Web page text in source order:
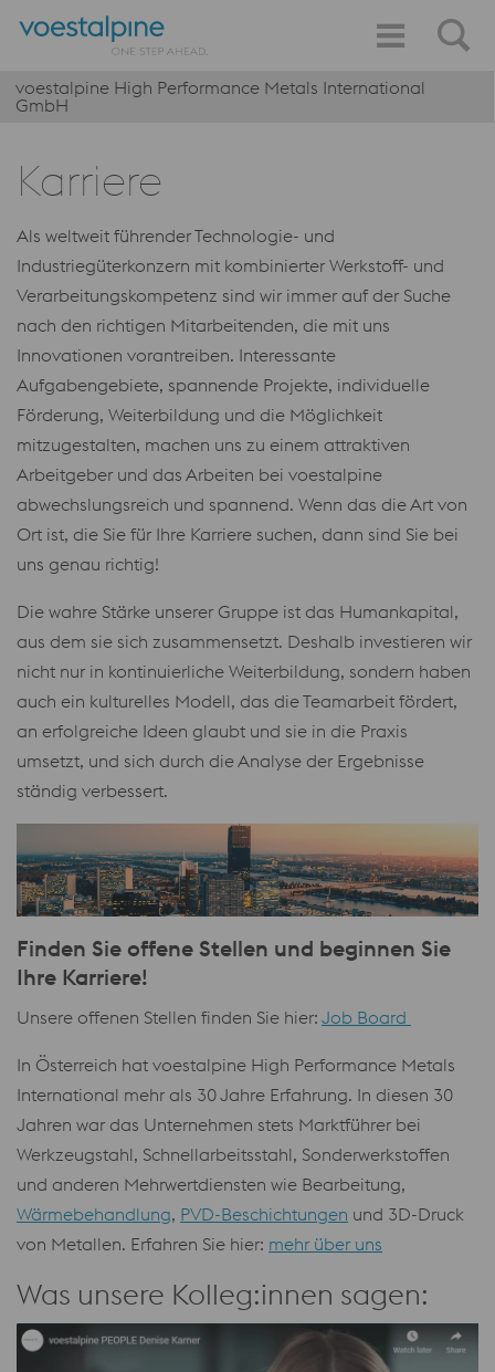
voestalpine High Performance Metals International
GmbH
Karriere
Als weltweit führender Technologie- und
Industriegüterkonzern mit kombinierter Werkstoff- und
Verarbeitungskompetenz sind wir immer auf der Suche
nach den richtigen Mitarbeitenden, die mit uns
Innovationen vorantreiben. Interessante
Aufgabengebiete, spannende Projekte, individuelle
Förderung, Weiterbildung und die Möglichkeit
mitzugestalten, machen uns zu einem attraktiven
Arbeitgeber und das Arbeiten bei voestalpine
abwechslungsreich und spannend. Wenn das die Art von
Ort ist, die Sie für Ihre Karriere suchen, dann sind Sie bei
uns genau richtig!
Die wahre Stärke unserer Gruppe ist das Humankapital,
aus dem sie sich zusammensetzt. Deshalb investieren wir
nicht nur in kontinuierliche Weiterbildung, sondern haben
auch ein kulturelles Modell, das die Teamarbeit fördert,
an erfolgreiche Ideen glaubt und sie in die Praxis
umsetzt, und sich durch die Analyse der Ergebnisse
ständig verbessert.
Finden Sie offene Stellen und beginnen Sie
Ihre Karriere!
Unsere offenen Stellen finden Sie hier: Job Board
In Österreich hat voestalpine High Performance Metals
International mehr als 30 Jahre Erfahrung. In diesen 30
Jahren war das Unternehmen stets Marktführer bei
Werkzeugstahl, Schnellarbeitsstahl, Sonderwerkstoffen
und anderen Mehrwertdiensten wie Bearbeitung,
Wärmebehandlung, PVD-Beschichtungen und 3D-Druck
von Metallen. Erfahren Sie hier: mehr über uns
Was unsere Kolleg:innen sagen: